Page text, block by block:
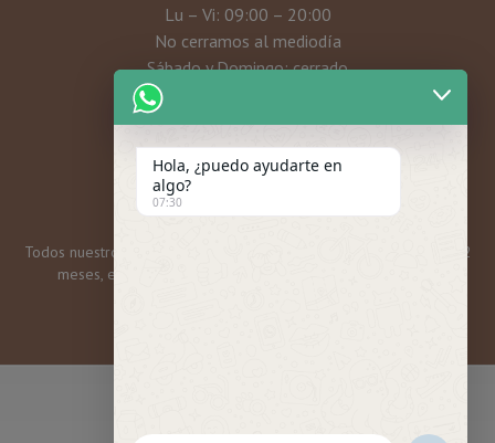
Lu – Vi: 09:00 – 20:00
No cerramos al mediodía
Sábado y Domingo: cerrado
Mi cuenta
Todos nuestros bonos y tarjetas regalo tienen una caducidad de 12
meses, excepto las promos mensuales, que son 6 meses.
Hola, ¿puedo ayudarte en
algo?
07:30